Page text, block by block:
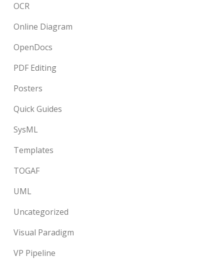
OCR
Online Diagram
OpenDocs
PDF Editing
Posters
Quick Guides
SysML
Templates
TOGAF
UML
Uncategorized
Visual Paradigm
VP Pipeline